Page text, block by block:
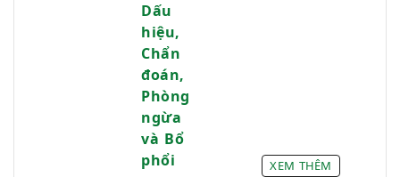
Dấu
hiệu,
Chẩn
đoán,
Phòng
ngừa
và Bổ
phổi
XEM THÊM